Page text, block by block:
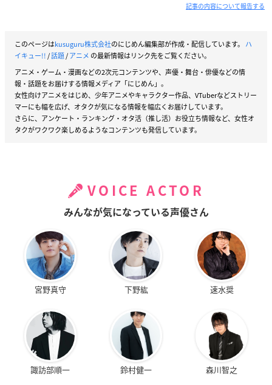
記事の内容について報告する
このページはkusuguru株式会社のにじめん編集部が作成・配信しています。 ハ
イキュー!!/話題/アニメ の最新情報はリンク先をご覧ください。
アニメ・ゲーム・漫画などの2次元コンテンツや、声優・舞台・俳優などの情
報・話題をお届けする情報メディア「にじめん」。
女性向けアニメをはじめ、少年アニメやキャラクター作品、VTuberなどストリー
マーにも幅を広げ、オタクが気になる情報を幅広くお届けしています。
さらに、アンケート・ランキング・オタ活（推し活）お役立ち情報など、女性オ
タクがワクワク楽しめるようなコンテンツも発信しています。
VOICE ACTOR
みんなが気になっている声優さん
宮野真守 下野紘 速水奨
諏訪部順一 鈴村健一 森川智之